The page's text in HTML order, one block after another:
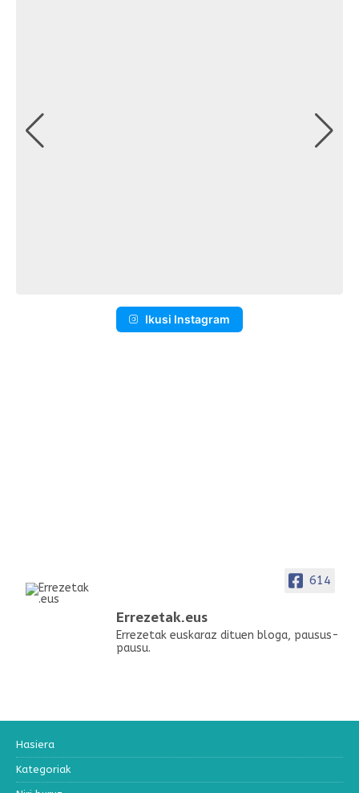
Ikusi Instagram
614
Errezetak.eus
Errezetak euskaraz dituen bloga, pausus-
pausu.
Hasiera
Kategoriak